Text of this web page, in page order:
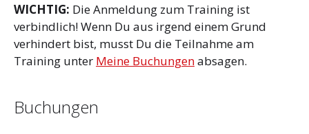
WICHTIG: Die Anmeldung zum Training ist
verbindlich! Wenn Du aus irgend einem Grund
verhindert bist, musst Du die Teilnahme am
Training unter Meine Buchungenabsagen.
Buchungen